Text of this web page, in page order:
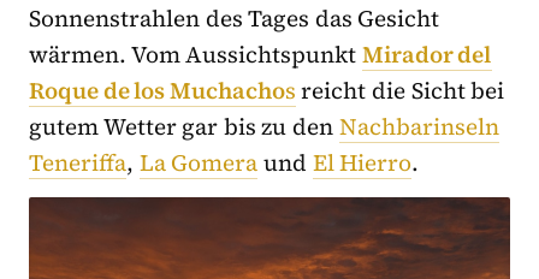
Sonnenstrahlen des Tages das Gesicht
wärmen. Vom AussichtspunktMirador del
Roque de los Muchachosreicht die Sicht bei
gutem Wetter gar bis zu denNachbarinseln
Teneriffa, La Gomeraund El Hierro.